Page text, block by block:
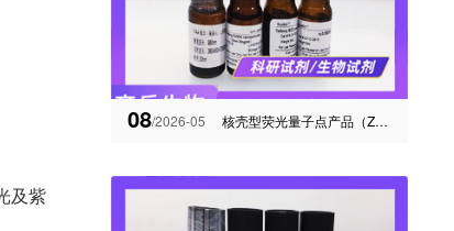
及紫
08/2026-05 核壳型荧光量子点产品（ZnCuInS/ZnSe/ZnS/InAs）定制